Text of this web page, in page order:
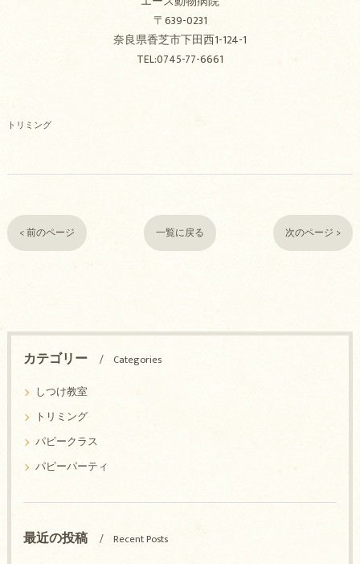
〒639-0231
奈良県香芝市下田西1-124-1
TEL:0745-77-6661
トリミング
< 前のページ 一覧に戻る 次のページ >
カテゴリー
Categories
しつけ教室
トリミング
パピークラス
パピーパーティ
最近の投稿 Recent Posts